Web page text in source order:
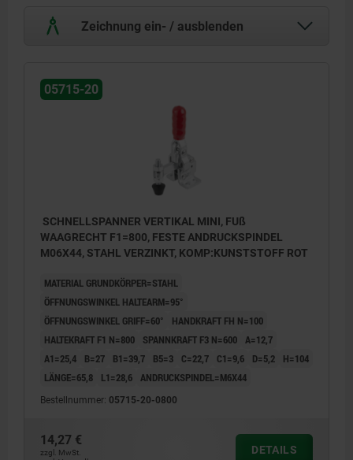
Zeichnung ein- / ausblenden
05715-20
SCHNELLSPANNER VERTIKAL MINI, FUß
WAAGRECHT F1=800, FESTE ANDRUCKSPINDEL
M06X44, STAHL VERZINKT, KOMP:KUNSTSTOFF ROT
MATERIAL GRUNDKÖRPER=STAHL
ÖFFNUNGSWINKEL HALTEARM=95°
ÖFFNUNGSWINKEL GRIFF=60°
HANDKRAFT FH N=100
HALTEKRAFT F1 N=800
SPANNKRAFT F3 N=600 A=12,7
A1=25,4
B=27 B1=39,7 B5=3 C=22,7 C1=9,6 D=5,2
H=104
LÄNGE=65,8
L1=28,6 ANDRUCKSPINDEL=M6X44
Bestellnummer: 05715-20-0800
14,27 €
zzgl. MwSt.
DETAILS